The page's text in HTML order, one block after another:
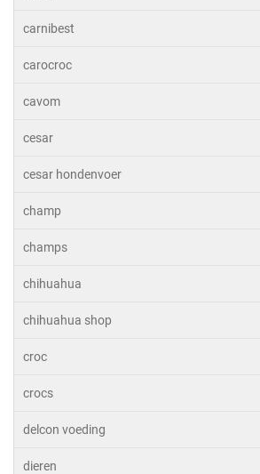
carnibest
carocroc
cavom
cesar
cesar hondenvoer
champ
champs
chihuahua
chihuahua shop
croc
crocs
delcon voeding
dieren